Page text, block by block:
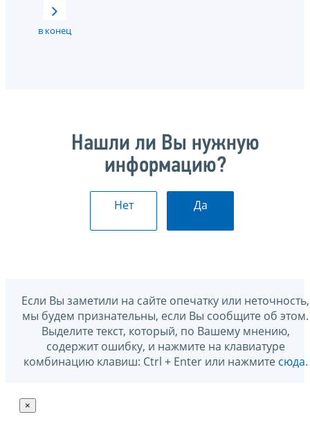
в конец
Нашли ли Вы нужную
информацию?
Нет Да
Если Вы заметили на сайте опечатку или неточность,
мы будем признательны, если Вы сообщите об этом.
Выделите текст, который, по Вашему мнению,
содержит ошибку, и нажмите на клавиатуре
комбинацию клавиш: Ctrl + Enter или нажмите сюда.
×